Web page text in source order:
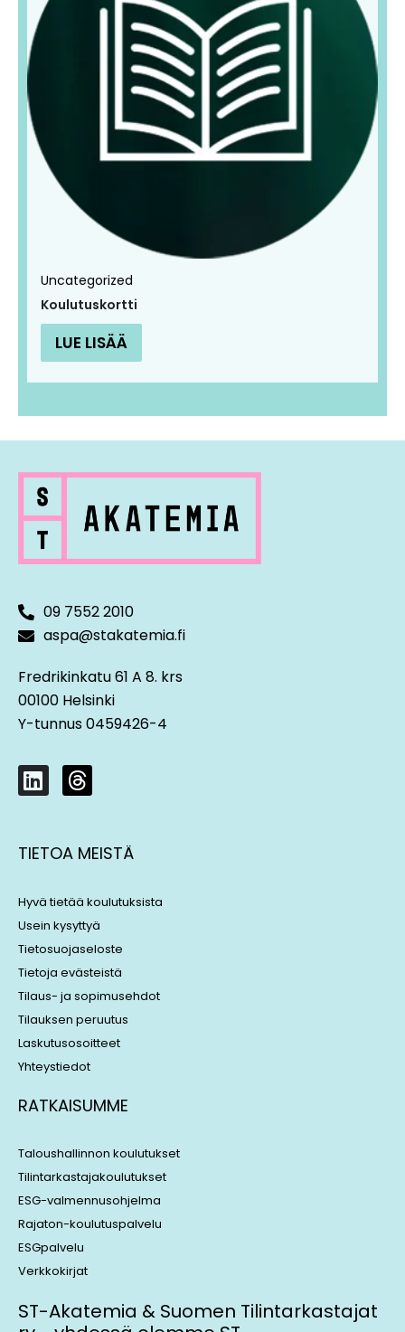
Uncategorized
Koulutuskortti
LUE LISÄÄ
09 7552 2010
aspa@stakatemia.fi
Fredrikinkatu 61 A 8. krs
00100 Helsinki
Y-tunnus 0459426-4
L
i
k
e
i
n
T
h
e
a
s
TIETOA MEISTÄ
Hyvä tietää koulutuksista
Usein kysyttyä
Tietosuojaseloste
Tietoja evästeistä
Tilaus- ja sopimusehdot
Tilauksen peruutus
Laskutusosoitteet
Yhteystiedot
RATKAISUMME
Taloushallinnon koulutukset
Tilintarkastajakoulutukset
ESG-valmennusohjelma
Rajaton-koulutuspalvelu
ESGpalvelu
Verkkokirjat
ST-Akatemia & Suomen Tilintarkastajat